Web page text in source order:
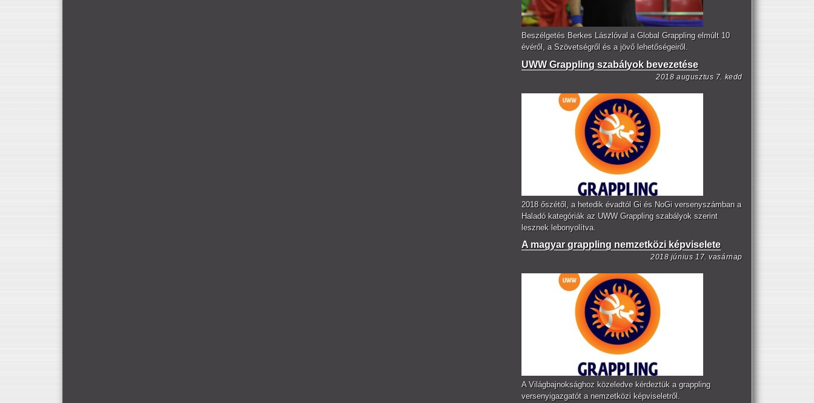
Beszélgetés Berkes Lászlóval a Global Grappling elmúlt 10
évéről, a Szövetségről és a jövő lehetőségeiről.
UWW Grappling szabályok bevezetése
2018 augusztus 7. kedd
2018 őszétől, a hetedik évadtól Gi és NoGi versenyszámban a
Haladó kategóriák az UWW Grappling szabályok szerint
lesznek lebonyolítva.
A magyar grappling nemzetközi képviselete
2018 június 17. vasárnap
A Világbajnoksághoz közeledve kérdeztük a grappling
versenyigazgatót a nemzetközi képviseletről.